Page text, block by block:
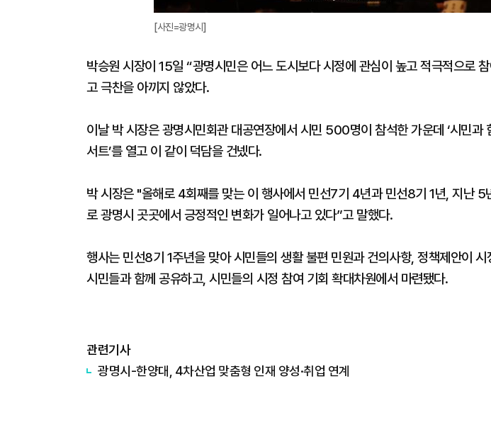
[사진=광명시]
박승원 시장이 15일 “광명시민은 어느 도시보다 시정에 관심이 높고 적극적으로
고 극찬을 아끼지 않았다.
이날 박 시장은 광명시민회관 대공연장에서 시민 500명이 참석한 가운데 ‘시민과
서트’를 열고 이 같이 덕담을 건넸다.
박 시장은 "올해로 4회째를 맞는 이 행사에서 민선7기 4년과 민선8기 1년, 지난 5
로 광명시 곳곳에서 긍정적인 변화가 일어나고 있다”고 말했다.
행사는 민선8기 1주년을 맞아 시민들의 생활 불편 민원과 건의사항, 정책제안이 시
시민들과 함께 공유하고, 시민들의 시정 참여 기회 확대차원에서 마련됐다.
관련기사
광명시-한양대, 4차산업 맞춤형 인재 양성·취업 연계